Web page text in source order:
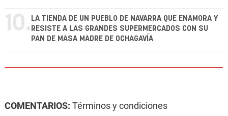
10. LA TIENDA DE UN PUEBLO DE NAVARRA QUE ENAMORA Y
RESISTE A LAS GRANDES SUPERMERCADOS CON SU
PAN DE MASA MADRE DE OCHAGAVÍA
COMENTARIOS: Términos y condiciones